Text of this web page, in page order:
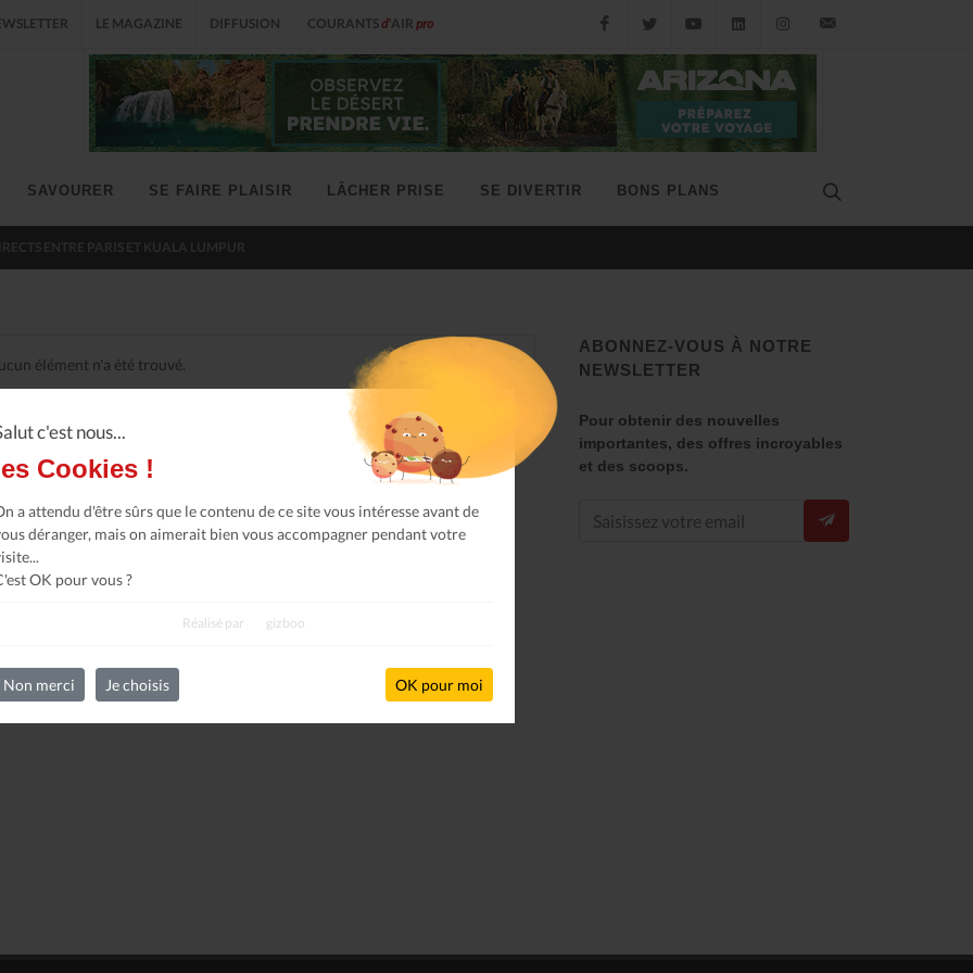
c'est nous...
Cookies !
a attendu d'être sûrs que le contenu de ce site vous intéresse avant de
déranger, mais on aimerait bien vous accompagner pendant votre
OK pour vous ?
Réalisé par gizboo
Non merci Je choisis OK pour moi
LE MAGAZINE DIFFUSION COURANTSd'AIR pro
SAVOURER SE FAIRE PLAISIR LÂCHER PRISE SE DIVERTIR BONS PLANS
ENTRE PARIS ET KUALA LUMPUR
élément n'a été trouvé.
ABONNEZ-VOUS À NOTRE
NEWSLETTER
Pour obtenir des nouvelles
importantes, des offres incroyables
et des scoops.